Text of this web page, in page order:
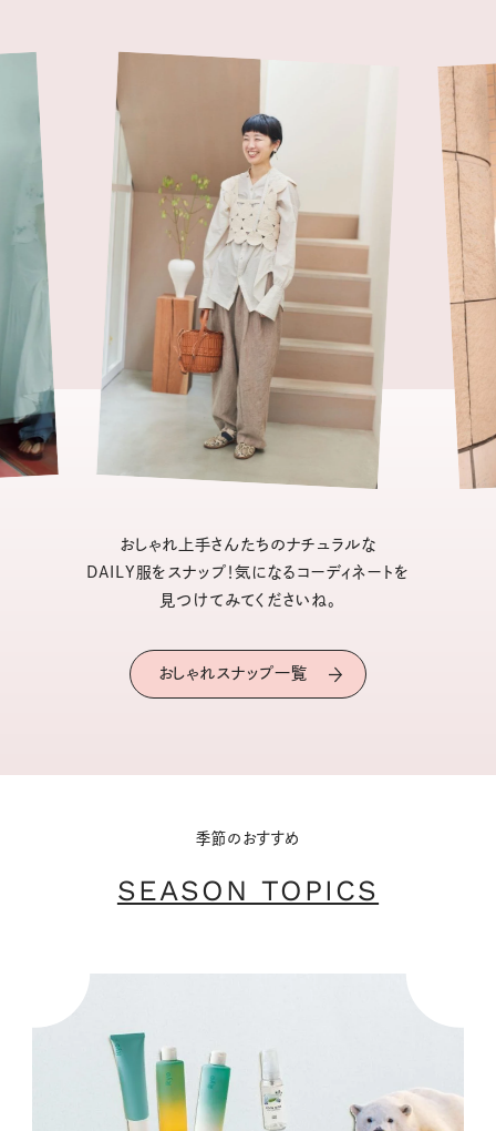
おしゃれ上手さんたちのナチュラルな
DAILY服をスナップ！気になるコーディネートを
見つけてみてくださいね。
おしゃれスナップ一覧
季節のおすすめ
SEASON TOPICS